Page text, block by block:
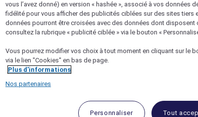
vous l’avez donné) en version « hashée », associé à vos données
fidélité pour vous afficher des publicités ciblées sur des sites tiers
données pourront être croisées avec des données dont disposent
consultez la rubrique « publicité ciblée » via le bouton «
Vous pourrez modifier vos choix à tout moment en cliquant sur le
via le lien "Cookies" en bas de page.
Plus d'informations
Nos partenaires
Personnaliser Tout